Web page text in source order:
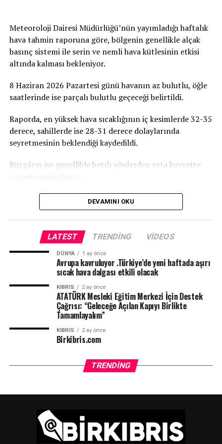
projesine destek olmaya davet ediyoruz” dedi.
Birçok Meslek Dalında Eğitim Verilecek
Merkezi’nde terzilik, ayakkabıcılık, kaynakçılık,
tesisatçılık, robotik kodlama, oto elektrik, oto kaporta,
verilmesi planlanıyor. Merkezin, KKTC’nin mesleki
eğitim altyapısına önemli katkılar sağlaması ve
gençlerin istihdam olanaklarını artırması hedefleniyor.
Meteoroloji Dairesi Müdürlüğü’nün yayımladığı haftalık
hava tahmin raporuna göre, bölgenin genellikle alçak
basınç sistemi ile serin ve nemli hava kütlesinin etkisi
altında kalması bekleniyor.
8 Haziran 2026 Pazartesi günü havanın az bulutlu, öğle
saatlerinde ise parçalı bulutlu geçeceği belirtildi.
Raporda, en yüksek hava sıcaklığının iç kesimlerde 32-35
derece, sahillerde ise 28-31 derece dolaylarında
seyretmesinin beklendiği kaydedildi.
Rüzgârın ise genellikle batılı yönlerden orta kuvvette
DEVAMINI OKU
LATEST TRENDING VIDEOS
DÜNYA 1 ay önce
Avrupa kavruluyor .Türkiye’de yeni haftada aşırı
sıcak hava dalgası etkili olacak
KIBRIS 2 ay önce
ATATÜRK Mesleki Eğitim Merkezi İçin Destek
Çağrısı: “Geleceğe Açılan Kapıyı Birlikte
Tamamlayalım”
KIBRIS 2 ay önce
Birkibris.com
TRENDING